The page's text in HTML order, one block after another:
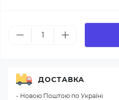
ДОСТАВКА
- Новою Поштою по Україні